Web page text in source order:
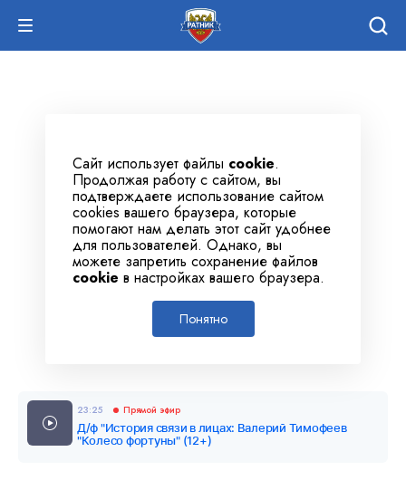
Сайт использует файлы cookie.
Продолжая работу с сайтом, вы
подтверждаете использование сайтом
cookies вашего браузера, которые
помогают нам делать этот сайт удобнее
для пользователей. Однако, вы
можете запретить сохранение файлов
cookie в настройках вашего браузера.
Понятно
23:25 Прямой эфир
Д/ф "История связи в лицах: Валерий Тимофеев
"Колесо фортуны" (12+)